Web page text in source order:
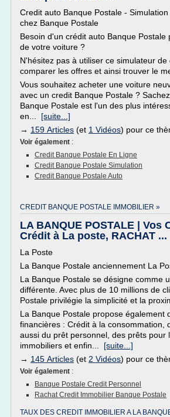
Credit auto Banque Postale -
chez Banque Postale
Besoin d'un crédit auto Banque Postale
de votre voiture ?
N'hésitez pas à utiliser ce simulateur
comparer les offres et ainsi trouver le
Vous souhaitez acheter une voiture
avec un credit Banque Postale ?
Banque Postale est l'un des plus
en... [suite...]
→ 159 Articles (et 1 Vidéos) pour ce
Voir également :
Credit Banque Postale En Ligne
Credit Banque Postale Simulation
Credit Banque Postale Auto
CREDIT BANQUE POSTALE IMMOBILIER »
LA BANQUE POSTALE | Vos
Crédit à La poste, RACHAT ...
La Poste
La Banque Postale anciennement La
La Banque Postale se désigne comme
différente. Avec plus de 10 millions de
Postale privilégie la simplicité et la
La Banque Postale propose également
financières : Crédit à la consommation,
aussi du prêt personnel, des prêts pour
immobiliers et enfin... [suite...]
→ 145 Articles (et 2 Vidéos) pour ce
Voir également :
Banque Postale Credit Personnel
Rachat Credit Immobilier Banque Postale
TAUX DES CREDIT IMMOBILIER A LA